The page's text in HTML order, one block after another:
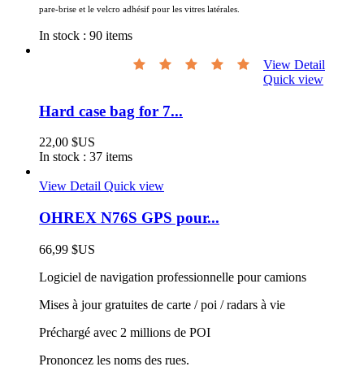
pare-brise et le velcro adhésif pour les vitres latérales.
In stock : 90 items
View Detail
Quick view
Hard case bag for 7...
22,00 $US
In stock : 37 items
View Detail Quick view
OHREX N76S GPS pour...
66,99 $US
Logiciel de navigation professionnelle pour camions
Mises à jour gratuites de carte / poi / radars à vie
Préchargé avec 2 millions de POI
Prononcez les noms des rues.